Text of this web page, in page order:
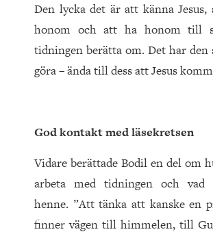
Den lycka det är att känna
honom och att ha honom till
tidningen berätta om. Det har den
göra – ända till dess att Jesus
God kontakt med läsekretsen
Vidare berättade Bodil en del om
arbeta med tidningen och vad
henne. ”Att tänka att kanske en
finner vägen till himmelen, till